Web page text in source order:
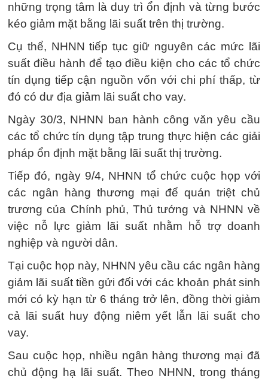
những trọng tâm là duy trì ổn định và từng bước
kéo giảm mặt bằng lãi suất trên thị trường.
Cụ thể, NHNN tiếp tục giữ nguyên các mức lãi
suất điều hành để tạo điều kiện cho các tổ chức
tín dụng tiếp cận nguồn vốn với chi phí thấp, từ
đó có dư địa giảm lãi suất cho vay.
Ngày 30/3, NHNN ban hành công văn yêu cầu
các tổ chức tín dụng tập trung thực hiện các giải
pháp ổn định mặt bằng lãi suất thị trường.
Tiếp đó, ngày 9/4, NHNN tổ chức cuộc họp với
các ngân hàng thương mại để quán triệt chủ
trương của Chính phủ, Thủ tướng và NHNN về
việc nỗ lực giảm lãi suất nhằm hỗ trợ doanh
nghiệp và người dân.
Tại cuộc họp này, NHNN yêu cầu các ngân hàng
giảm lãi suất tiền gửi đối với các khoản phát sinh
mới có kỳ hạn từ 6 tháng trở lên, đồng thời giảm
cả lãi suất huy động niêm yết lẫn lãi suất cho
vay.
Sau cuộc họp, nhiều ngân hàng thương mại đã
chủ động hạ lãi suất. Theo NHNN, trong tháng